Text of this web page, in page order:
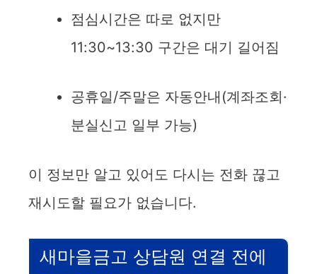
점심시간은 따로 없지만
11:30~13:30 구간은 대기 길어짐
공휴일/주말은 자동안내(계좌조회·
분실신고 일부 가능)
이 정보만 알고 있어도 다시는 전화 끊고
재시도할 필요가 없습니다.
새마을금고 상담원 연결 전에